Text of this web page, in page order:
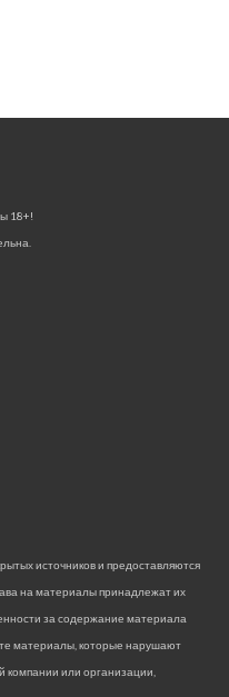
18+!
источников и предоставляются
на материалы принадлежат их
за содержание материала
материалы, которые нарушают
или организации,